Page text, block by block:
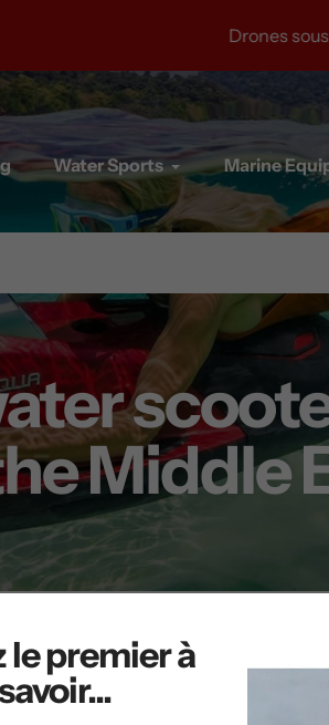
Drones sous-marins
Water Sports Marine
Middle
scuba diving to a whole new level,
of air. This is because you do not get
members of your group, so use way
le premier à